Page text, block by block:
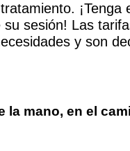
sesión! Las
y son
la mano, en el